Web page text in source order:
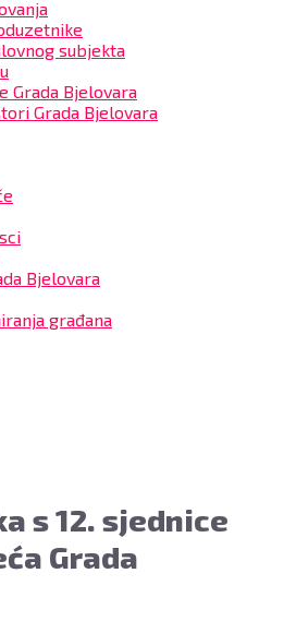
subjekta
Grada Bjelovara
Grada Bjelovara
Bjelovara
građana
s 12. sjednice
Grada